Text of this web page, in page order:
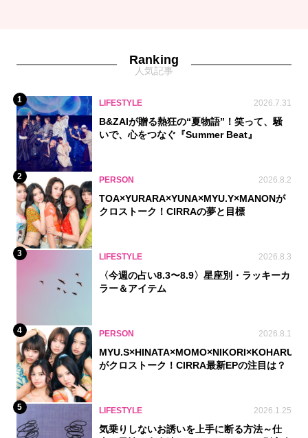
Ranking
人気記事
1 LIFESTYLE 2026.7.31
B&ZAIが贈る熱狂の“夏物語”！笑って、騒
いで、心をつなぐ『Summer Beat』
2 PERSON 2026.8.2
TOA×YURARA×YUNA×MYU.Y×MANONが
クロストーク！CIRRAの夢と目標
3 LIFESTYLE 2026.8.3
〈今週の占い8.3〜8.9〉星座別・ラッキーカ
ラー＆アイテム
4 PERSON 2026.8.1
MYU.S×HINATA×MOMO×NIKORI×KOHARU
がクロストーク！CIRRA最新EPの注目は？
5 LIFESTYLE 2026.1.25
気乗りしないお誘いを上手に断る方法～仕